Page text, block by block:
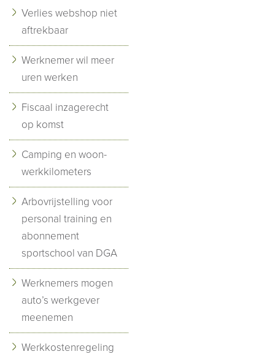
Verlies webshop niet
aftrekbaar
Werknemer wil meer
uren werken
Fiscaal inzagerecht
op komst
Camping en woon-
werkkilometers
Arbovrijstelling voor
personal training en
abonnement
sportschool van DGA
Werknemers mogen
auto’s werkgever
meenemen
Werkkostenregeling